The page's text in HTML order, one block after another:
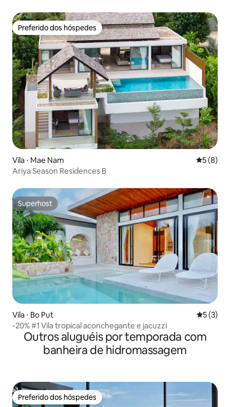
Preferido dos hóspedes
Preferido dos hóspedes
Vila ⋅ Mae Nam 5 de
5 (8)
Ariya Season Residences B
Superhost
Superhost
Vila ⋅ Bo Put 5 de
5 (3)
-20% #1 Vila tropical aconchegante e jacuzzi
Outros aluguéis por temporada com
banheira de hidromassagem
Preferido dos hóspedes
Preferido dos hóspedes